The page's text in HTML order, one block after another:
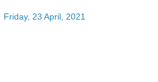
Friday, 23 April, 2021